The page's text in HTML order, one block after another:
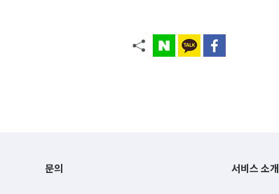
문의 서비스 소개